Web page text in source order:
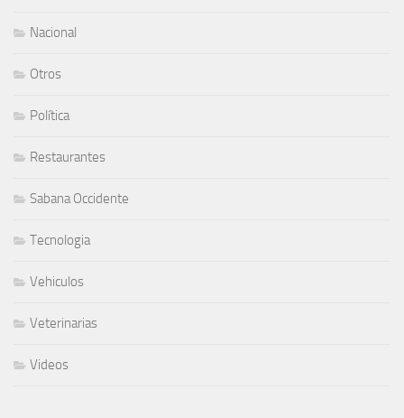
Nacional
Otros
Política
Restaurantes
Sabana Occidente
Tecnologia
Vehiculos
Veterinarias
Videos